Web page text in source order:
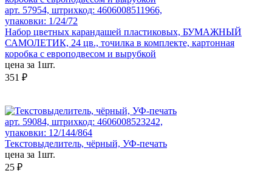
арт. 57954, штрихкод: 4606008511966,
упаковки: 1/24/72
Набор цветных карандашей пластиковых, БУМАЖНЫЙ
САМОЛЕТИК, 24 цв., точилка в комплекте, картонная
коробка с европодвесом и вырубкой
цена за 1шт.
351 ₽
арт. 59084, штрихкод: 4606008523242,
упаковки: 12/144/864
Текстовыделитель, чёрный, УФ-печать
цена за 1шт.
25 ₽